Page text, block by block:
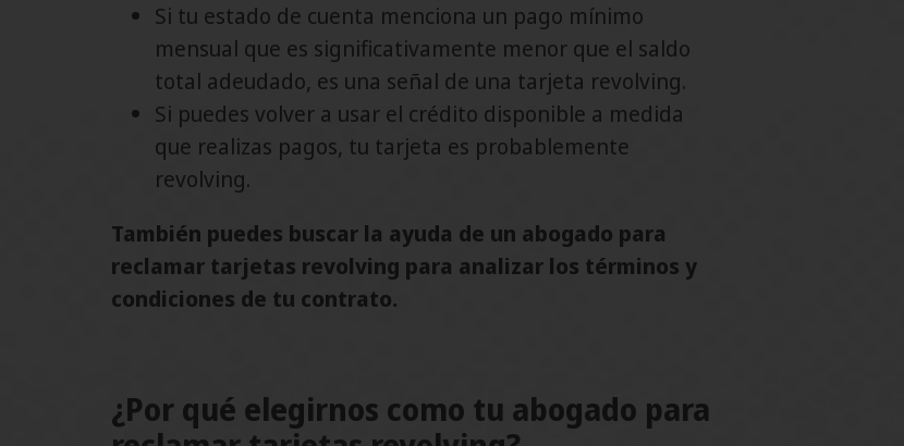
Si tu estado de cuenta menciona un pago mínimo
mensual que es significativamente menor que el saldo
total adeudado, es una señal de una tarjeta revolving.
Si puedes volver a usar el crédito disponible a medida
que realizas pagos, tu tarjeta es probablemente
revolving.
También puedes buscar la ayuda de un abogado para
reclamar tarjetas revolving para analizar los términos y
condiciones de tu contrato.
¿Por qué elegirnos como tu abogado para